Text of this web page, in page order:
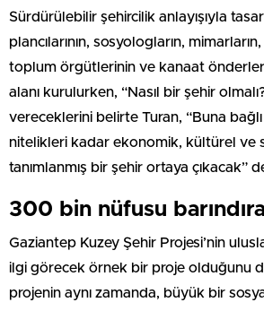
Sürdürülebilir şehircilik anlayışıyla
plancılarının, sosyologların,
toplum örgütlerinin ve kanaat
alanı kurulurken, “Nasıl bir şehir
vereceklerini belirte Turan, “Buna
nitelikleri kadar ekonomik, kültürel ve
tanımlanmış bir şehir ortaya çıkacak”
300 bin nüfusu
Gaziantep Kuzey Şehir Projesi’nin
ilgi görecek örnek bir proje olduğunu
projenin aynı zamanda, büyük bir